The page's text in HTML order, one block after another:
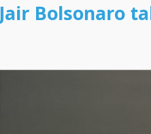
Jair Bolsonaro